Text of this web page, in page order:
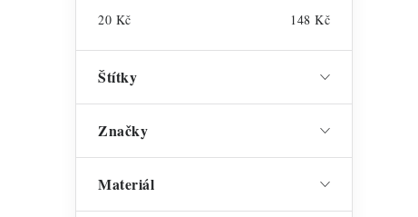
20 Kč 148 Kč
Štítky
Značky
Materiál